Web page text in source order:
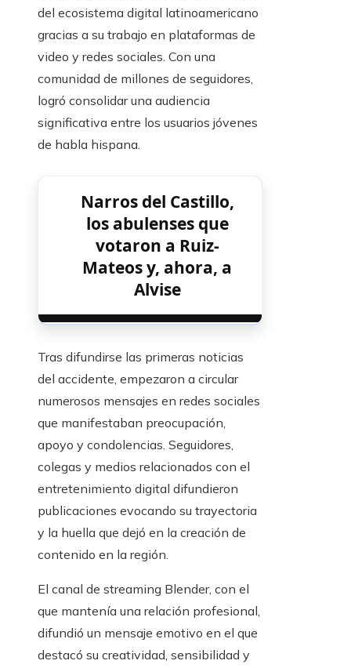
del ecosistema digital latinoamericano
gracias a su trabajo en plataformas de
video y redes sociales. Con una
comunidad de millones de seguidores,
logró consolidar una audiencia
significativa entre los usuarios jóvenes
de habla hispana.
Narros del Castillo,
los abulenses que
votaron a Ruiz-
Mateos y, ahora, a
Alvise
Tras difundirse las primeras noticias
del accidente, empezaron a circular
numerosos mensajes en redes sociales
que manifestaban preocupación,
apoyo y condolencias. Seguidores,
colegas y medios relacionados con el
entretenimiento digital difundieron
publicaciones evocando su trayectoria
y la huella que dejó en la creación de
contenido en la región.
El canal de streaming Blender, con el
que mantenía una relación profesional,
difundió un mensaje emotivo en el que
destacó su creatividad, sensibilidad y